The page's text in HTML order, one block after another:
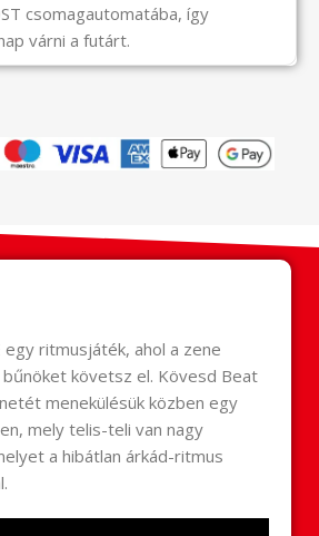
csomagautomatába, így
várni a futárt.
egy ritmusjáték, ahol a zene
követsz el. Kövesd Beat
menekülésük közben egy
mely telis-teli van nagy
a hibátlan árkád-ritmus